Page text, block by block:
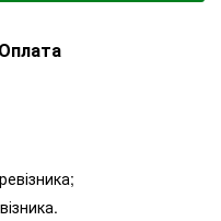
Оплата